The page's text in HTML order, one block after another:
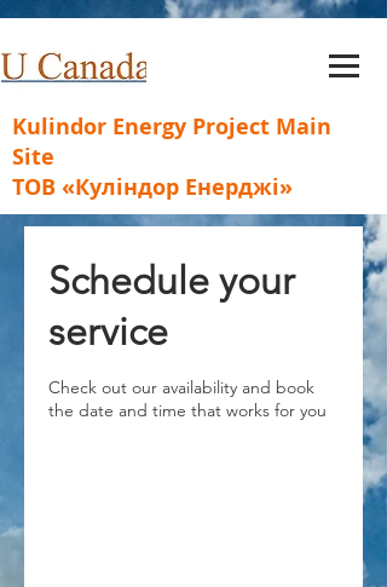
Kulindor Energy Project Main
Site
ТОВ «Куліндор Енерджі»
Schedule your
service
Check out our availability and book
the date and time that works for you